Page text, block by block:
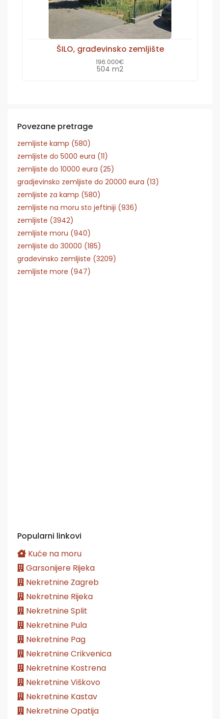
ŠILO, građevinsko zemljište
196.000€
504 m2
Povezane pretrage
zemljiste kamp (580)
zemljiste do 5000 eura (11)
zemljiste do 10000 eura (25)
gradjevinsko zemljiste do 20000 eura (13)
zemljiste za kamp (580)
zemljiste na moru sto jeftiniji (936)
zemljiste (3942)
zemljiste moru (940)
zemljiste do 30000 (185)
gradevinsko zemljiste (3209)
zemljiste more (947)
Popularni linkovi
Kuće na moru
Garsonijere Rijeka
Nekretnine Zagreb
Nekretnine Rijeka
Nekretnine Split
Nekretnine Pula
Nekretnine Pag
Nekretnine Crikvenica
Nekretnine Kostrena
Nekretnine Viškovo
Nekretnine Kastav
Nekretnine Opatija